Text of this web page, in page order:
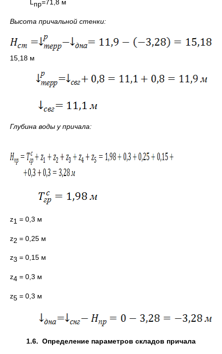
L пр=71,8 м
Высота причальной стенки:
15,18 м
Глубина воды у причала:
z1 = 0,3 м
z2 = 0,25 м
z3 = 0,15 м
z4 = 0,3 м
z5 = 0,3 м
1.6. Определение параметров складов причала